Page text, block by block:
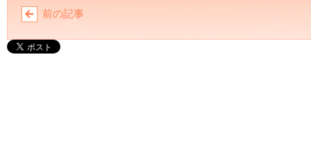
前の記事